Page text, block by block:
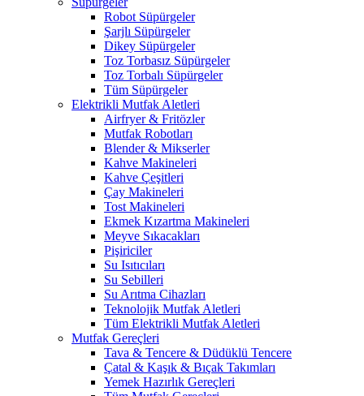
Robot Süpürgeler
Şarjlı Süpürgeler
Dikey Süpürgeler
Toz Torbasız Süpürgeler
Toz Torbalı Süpürgeler
Tüm Süpürgeler
Elektrikli Mutfak Aletleri
Airfryer & Fritözler
Mutfak Robotları
Blender & Mikserler
Kahve Makineleri
Kahve Çeşitleri
Çay Makineleri
Tost Makineleri
Ekmek Kızartma Makineleri
Meyve Sıkacakları
Pişiriciler
Su Isıtıcıları
Su Sebilleri
Su Arıtma Cihazları
Teknolojik Mutfak Aletleri
Tüm Elektrikli Mutfak Aletleri
Mutfak Gereçleri
Tava & Tencere & Düdüklü Tencere
Çatal & Kaşık & Bıçak Takımları
Yemek Hazırlık Gereçleri